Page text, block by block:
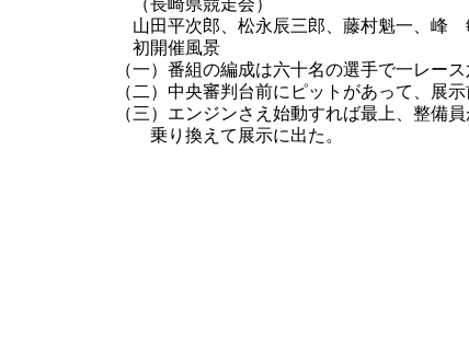
山田平次郎、松永辰三郎、藤村魁一、峰
初開催風景
（一）番組の編成は六十名の選手で一レー
（二）中央審判台前にピットがあって、展
（三）エンジンさえ始動すれば最上、整備
乗り換えて展示に出た。